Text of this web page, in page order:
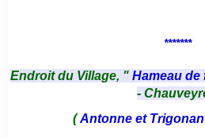
*******
Endroit du Village, " Hameau
-
(Antonne et